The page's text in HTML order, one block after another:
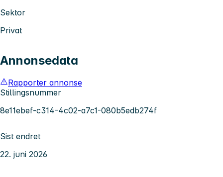
Sektor
Privat
Annonsedata
Rapporter annonse
Stillingsnummer
8e11ebef-c314-4c02-a7c1-080b5edb274f
Sist endret
22. juni 2026